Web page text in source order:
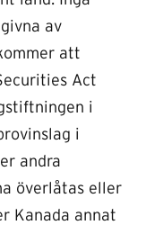
av
att
Act
i
i
andra
överlåtas eller
Kanada annat